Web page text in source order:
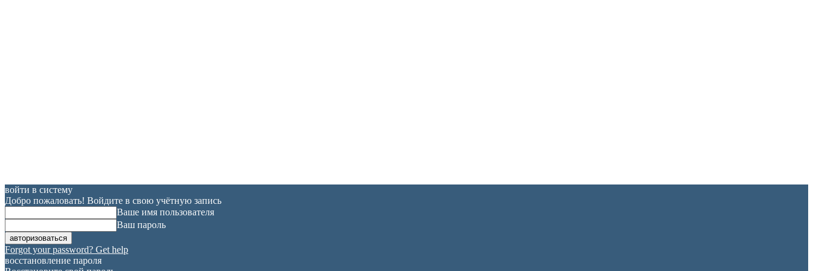
войти в систему
Добро пожаловать! Войдите в свою учётную запись
Ваше имя пользователя
Ваш пароль
Forgot your password? Get help
восстановление пароля